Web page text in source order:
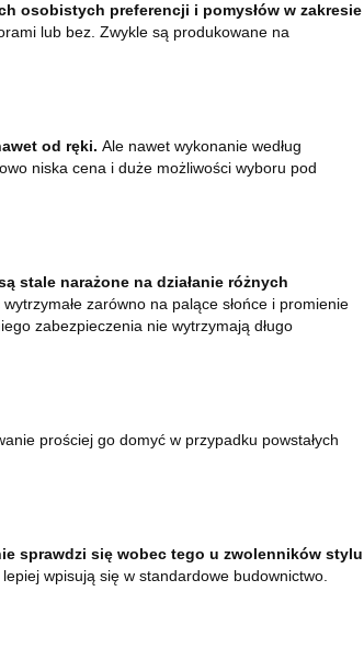
osobistych preferencji i pomysłów w zakresie
lub bez. Zwykle są produkowane na
od ręki. Ale nawet wykonanie według
niska cena i duże możliwości wyboru pod
stale narażone na działanie różnych
zarówno na palące słońce i promienie
zabezpieczenia nie wytrzymają długo
prościej go domyć w przypadku powstałych
sprawdzi się wobec tego u zwolenników stylu
wpisują się w standardowe budownictwo.